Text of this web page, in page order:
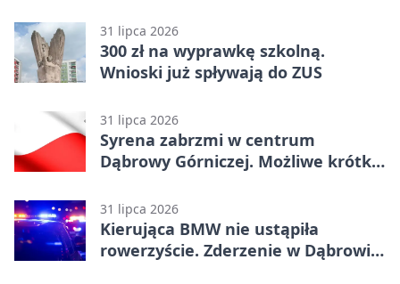
31 lipca 2026
300 zł na wyprawkę szkolną.
Wnioski już spływają do ZUS
31 lipca 2026
Syrena zabrzmi w centrum
Dąbrowy Górniczej. Możliwe krótkie
31 lipca 2026
Kierująca BMW nie ustąpiła
rowerzyście. Zderzenie w Dąbrowie